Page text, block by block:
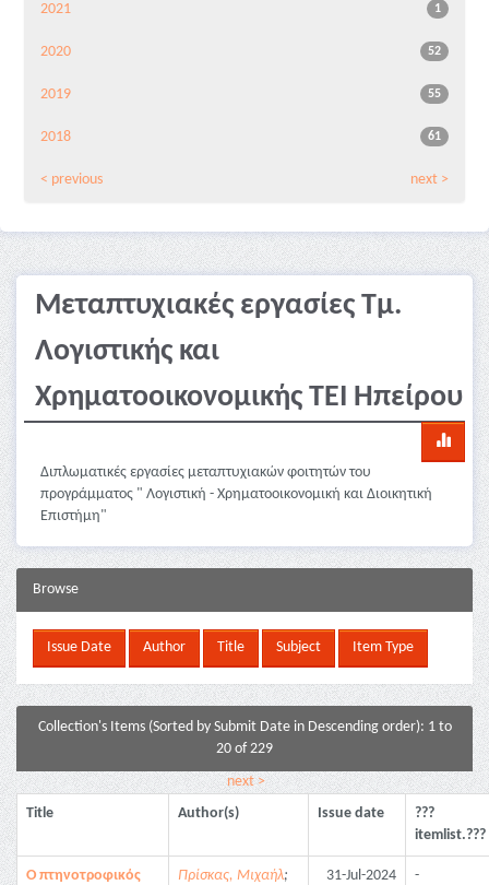
1
2021
52
2020
55
2019
61
2018
< previous next >
Μεταπτυχιακές εργασίες Τμ.
Λογιστικής και
Χρηματοοικονομικής ΤΕΙ Ηπείρου
Διπλωματικές εργασίες μεταπτυχιακών φοιτητών του
προγράμματος " Λογιστική - Χρηματοοικονομική και Διοικητική
Επιστήμη"
Browse
Collection's Items (Sorted by Submit Date in Descending order): 1 to
20 of 229
next >
Title
Author(s) Issue date
???
itemlist.???
Ο πτηνοτροφικός
Πρίσκας, Μιχαήλ;
31-Jul-2024 -